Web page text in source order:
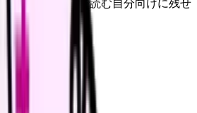
、同僚やあとで読む自分向けに残せ
投稿文コピー
パターン